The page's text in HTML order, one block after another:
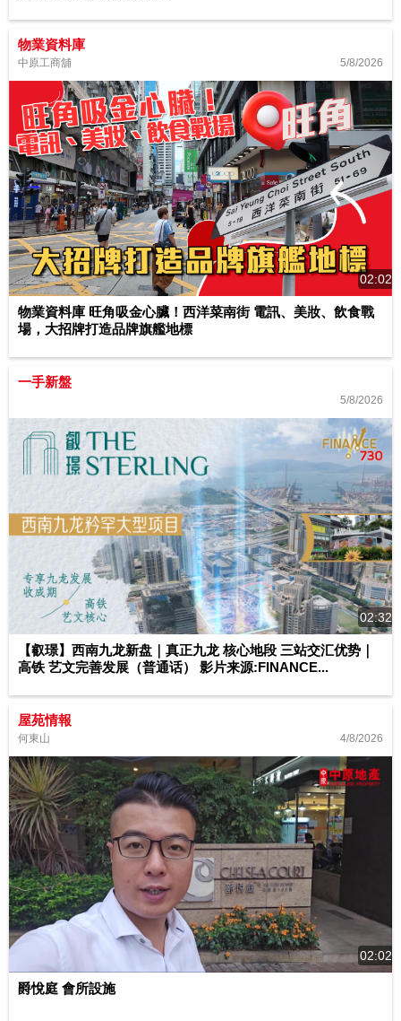
物業資料庫
中原工商舖 5/8/2026
02:02
物業資料庫 旺角吸金心臟！西洋菜南街 電訊、美妝、飲食戰
場，大招牌打造品牌旗艦地標
一手新盤
5/8/2026
02:32
【叡璟】西南九龙新盘｜真正九龙 核心地段 三站交汇优势｜
高铁 艺文完善发展（普通话） 影片来源:FINANCE...
屋苑情報
何東山 4/8/2026
02:02
爵悅庭 會所設施